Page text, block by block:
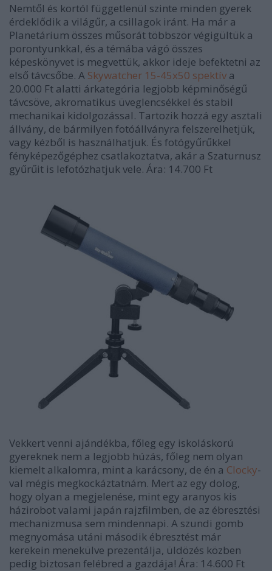
Nemtől és kortól függetlenül szinte minden gyerek
érdeklődik a világűr, a csillagok iránt. Ha már a
Planetárium összes műsorát többször végigültük a
porontyunkkal, és a témába vágó összes
képeskönyvet is megvettük, akkor ideje befektetni az
első távcsőbe. A Skywatcher 15-45x50 spektív a
20.000 Ft alatti árkategória legjobb képminőségű
távcsöve, akromatikus üveglencsékkel és stabil
mechanikai kidolgozással. Tartozik hozzá egy asztali
állvány, de bármilyen fotóállványra felszerelhetjük,
vagy kézből is használhatjuk. És fotógyűrűkkel
fényképezőgéphez csatlakoztatva, akár a Szaturnusz
gyűrűit is lefotózhatjuk vele. Ára: 14.700 Ft
Vekkert venni ajándékba, főleg egy iskoláskorú
gyereknek nem a legjobb húzás, főleg nem olyan
kiemelt alkalomra, mint a karácsony, de én a Clocky-
val mégis megkockáztatnám. Mert az egy dolog,
hogy olyan a megjelenése, mint egy aranyos kis
házirobot valami japán rajzfilmben, de az ébresztési
mechanizmusa sem mindennapi. A szundi gomb
megnyomása utáni második ébresztést már
kerekein menekülve prezentálja, üldözés közben
pedig biztosan felébred a gazdája! Ára: 14.600 Ft